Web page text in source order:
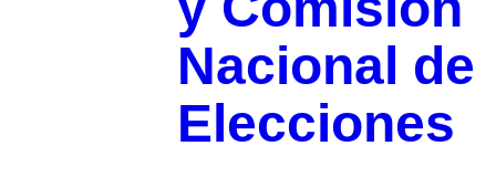
Nacional de
Elecciones